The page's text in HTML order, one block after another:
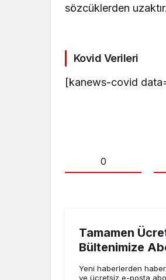
sözcüklerden uzaktır.
Kovid Verileri
[kanews-covid
0
Tamamen
Bültenimize
Yeni haberlerden
ve ücretsiz e-posta